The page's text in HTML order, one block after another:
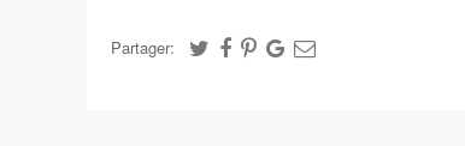
Partager: